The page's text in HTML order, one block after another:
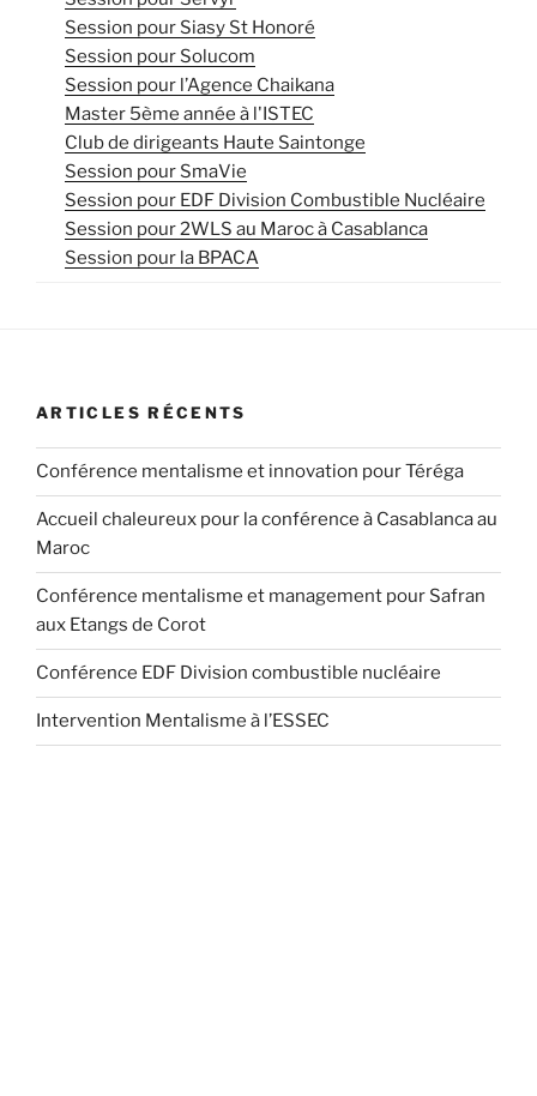
Session pour Siasy St Honoré
Session pour Solucom
Session pour l’Agence Chaikana
Master 5ème année à l'ISTEC
Club de dirigeants Haute Saintonge
Session pour SmaVie
Session pour EDF Division Combustible Nucléaire
Session pour 2WLS au Maroc à Casablanca
Session pour la BPACA
ARTICLES RÉCENTS
Conférence mentalisme et innovation pour Téréga
Accueil chaleureux pour la conférence à Casablanca au
Maroc
Conférence mentalisme et management pour Safran
aux Etangs de Corot
Conférence EDF Division combustible nucléaire
Intervention Mentalisme à l’ESSEC